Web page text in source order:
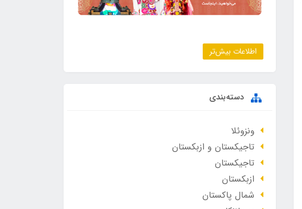
اطلاعات بیش‌تر
دسته‌بندی
ونزوئلا
تاجیکستان و ازبکستان
تاجیکستان
ازبکستان
شمال پاکستان